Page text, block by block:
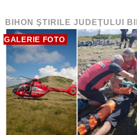
BIHON ŞTIRILE JUDEŢULUI
GALERIE FOTO